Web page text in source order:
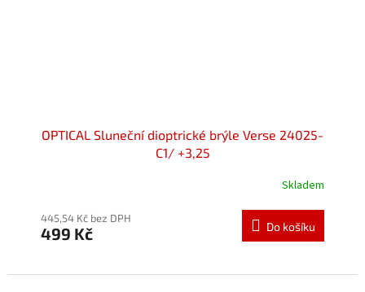
OPTICAL Sluneční dioptrické brýle Verse 24025-
C1/ +3,25
Skladem
445,54 Kč bez DPH
499 Kč Do košíku